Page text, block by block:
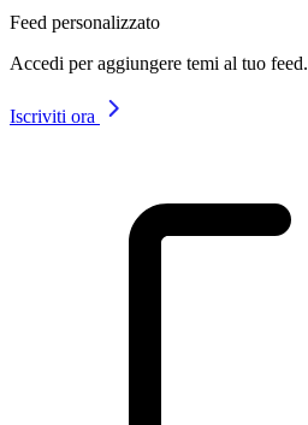
Feed personalizzato
Accedi per aggiungere temi al tuo feed.
Iscriviti ora